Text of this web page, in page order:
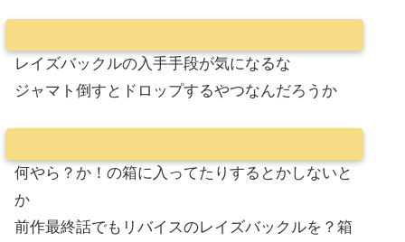
レイズバックルの入手手段が気になるな
ジャマト倒すとドロップするやつなんだろうか
何やら？か！の箱に入ってたりするとかしないと
か
前作最終話でもリバイスのレイズバックルを？箱